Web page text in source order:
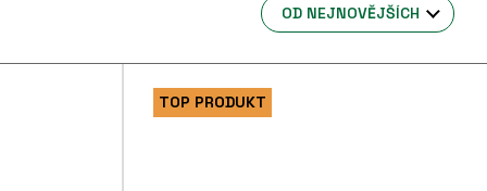
OD NEJNOVĚJŠÍCH
TOP PRODUKT